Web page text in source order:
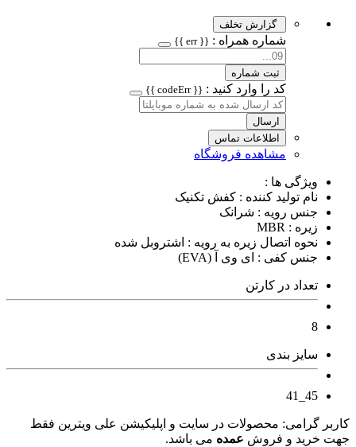
گزارش تخلف
شماره همراه : {{ err }}
ثبت شماره
کد را وارد کنید : {{ codeErr }}
ارسال
اطلاعات تماس
مشاهده فروشگاه
ویژگی ها :
نام تولید کننده : کفش تکنیک
جنس رویه : شرانک
زیره : MBR
نحوه اتصال زیره به رویه : اشتروبل شده
جنس کفی : ای وی آ (EVA)
تعداد در کارتن
8
سایز بندی
45_41
کاربر گرامی: محصولات در سایت و اپلیکیشن علی ویترین فقط
جهت خرید و فروش عمده می باشد.